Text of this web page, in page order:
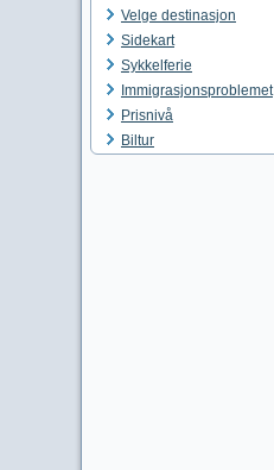
Velge destinasjon
Sidekart
Sykkelferie
Immigrasjonsproblemet
Prisnivå
Biltur